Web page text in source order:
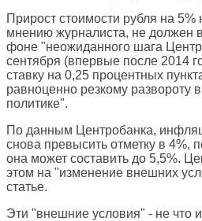
Прирост стоимости рубля на
мнению журналиста, не должен
фоне "неожиданного шага
сентября (впервые после 2014
ставку на 0,25 процентных
равноценно резкому
политике".
По данным Центробанка,
снова превысить отметку в 4%,
она может составить до 5,5%.
этом на "изменение внешних
статье.
Эти "внешние условия" - не что